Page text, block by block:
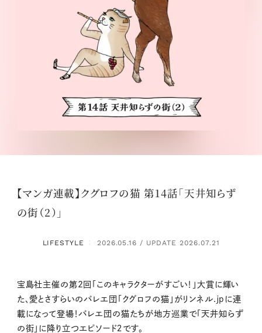
【マンガ連載】クグロフの猫 第14話「天井知らず
の街（2）」
LIFESTYLE ： 2026.05.16 / UPDATE 2026.07.21
宝島社主催の第2回「このキャラクターがすごい！」大賞に輝い
た、愛とさすらいのバレエ団「クグロフの猫」がリンネル.jpに連
載になって登場！バレエ団の猫たちが地方巡業で「天井知らず
の街」に降り立つエピソード２です。